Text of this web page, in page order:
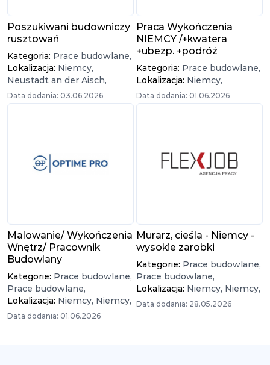
Poszukiwani budowniczy
rusztowań
Kategoria: Prace budowlane,
Lokalizacja: Niemcy,
Neustadt an der Aisch,
Data dodania: 03.06.2026
Praca Wykończenia
NIEMCY /+kwatera
+ubezp. +podróż
Kategoria: Prace budowlane,
Lokalizacja: Niemcy,
Data dodania: 01.06.2026
Malowanie/ Wykończenia
Wnętrz/ Pracownik
Budowlany
Kategorie: Prace budowlane,
Prace budowlane,
Lokalizacja: Niemcy, Niemcy,
Data dodania: 01.06.2026
Murarz, cieśla - Niemcy -
wysokie zarobki
Kategorie: Prace budowlane,
Prace budowlane,
Lokalizacja: Niemcy, Niemcy,
Data dodania: 28.05.2026